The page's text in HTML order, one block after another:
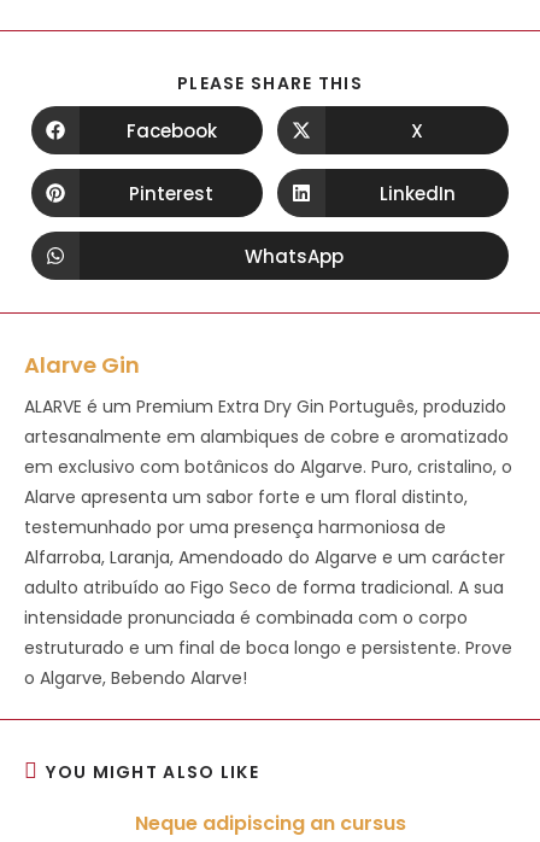
PLEASE SHARE THIS
Facebook X
Pinterest LinkedIn
WhatsApp
Alarve Gin
ALARVE é um Premium Extra Dry Gin Português, produzido
artesanalmente em alambiques de cobre e aromatizado
em exclusivo com botânicos do Algarve. Puro, cristalino, o
Alarve apresenta um sabor forte e um floral distinto,
testemunhado por uma presença harmoniosa de
Alfarroba, Laranja, Amendoado do Algarve e um carácter
adulto atribuído ao Figo Seco de forma tradicional. A sua
intensidade pronunciada é combinada com o corpo
estruturado e um final de boca longo e persistente. Prove
o Algarve, Bebendo Alarve!
YOU MIGHT ALSO LIKE
Neque adipiscing an cursus